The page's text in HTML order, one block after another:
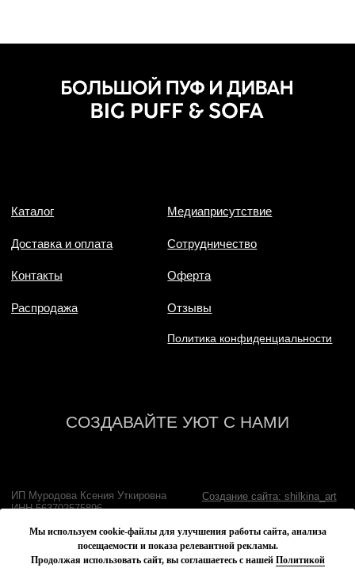
Мы используем cookie-файлы для улучшения работы сайта, анализа
посещаемости и показа релевантной рекламы.
Продолжая использовать сайт, вы соглашаетесь с нашей Политикой